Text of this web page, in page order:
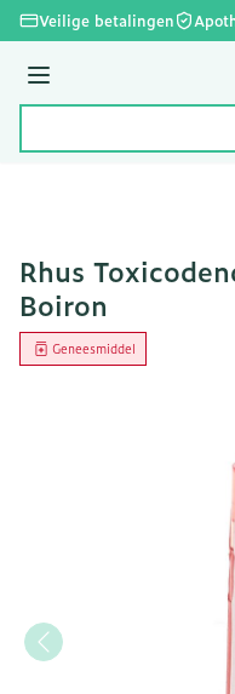
Ga naar de inhoud
Veilige betalingen
Menu
Rhus
Boiron
Geneesmiddel